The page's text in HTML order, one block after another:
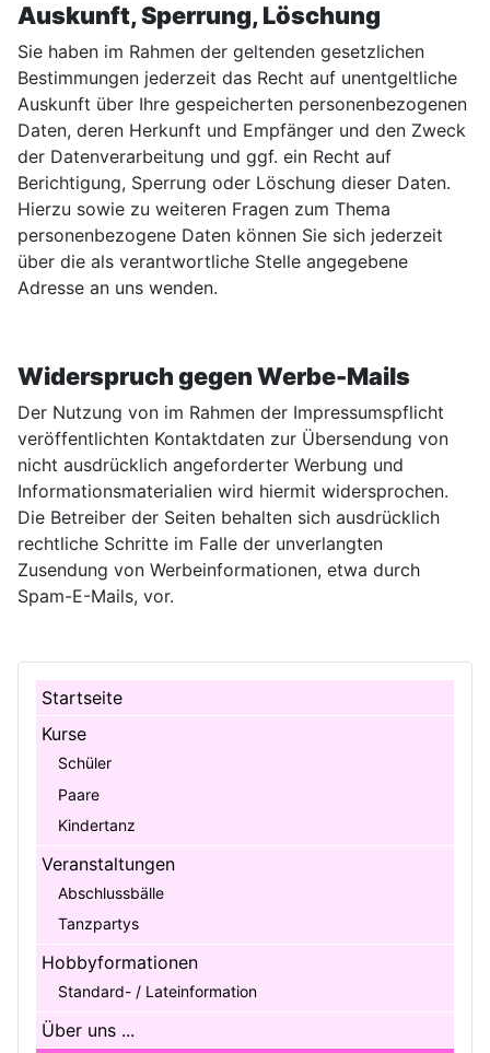
Startseite
Kurse
Schüler
Paare
Kindertanz
Veranstaltungen
Abschlussbälle
Tanzpartys
Hobbyformationen
Standard- / Lateinformation
Über uns ...
Auskunft, Sperrung, Löschung
Sie haben im Rahmen der geltenden gesetzlichen
Bestimmungen jederzeit das Recht auf unentgeltliche
Auskunft über Ihre gespeicherten personenbezogenen
Daten, deren Herkunft und Empfänger und den Zweck
der Datenverarbeitung und ggf. ein Recht auf
Berichtigung, Sperrung oder Löschung dieser Daten.
Hierzu sowie zu weiteren Fragen zum Thema
personenbezogene Daten können Sie sich jederzeit
über die als verantwortliche Stelle angegebene
Adresse an uns wenden.
Widerspruch gegen Werbe-Mails
Der Nutzung von im Rahmen der Impressumspflicht
veröffentlichten Kontaktdaten zur Übersendung von
nicht ausdrücklich angeforderter Werbung und
Informationsmaterialien wird hiermit widersprochen.
Die Betreiber der Seiten behalten sich ausdrücklich
rechtliche Schritte im Falle der unverlangten
Zusendung von Werbeinformationen, etwa durch
Spam-E-Mails, vor.